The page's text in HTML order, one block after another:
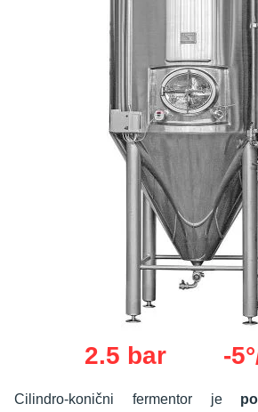
2.5 bar -
Cilindro-konični fermentor je